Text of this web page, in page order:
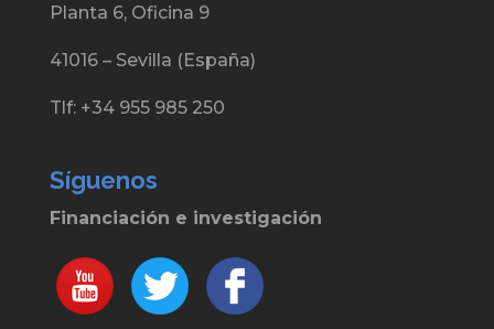
Planta 6, Oficina 9
41016 – Sevilla (España)
Tlf: +34 955 985 250
Síguenos
Financiación e investigación